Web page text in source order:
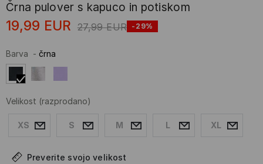
Črna pulover s kapuco in potiskom
19,99 EUR 27,99 EUR -29%
Barva - črna
Velikost (razprodano)
XS S M L XL
Preverite svojo velikost